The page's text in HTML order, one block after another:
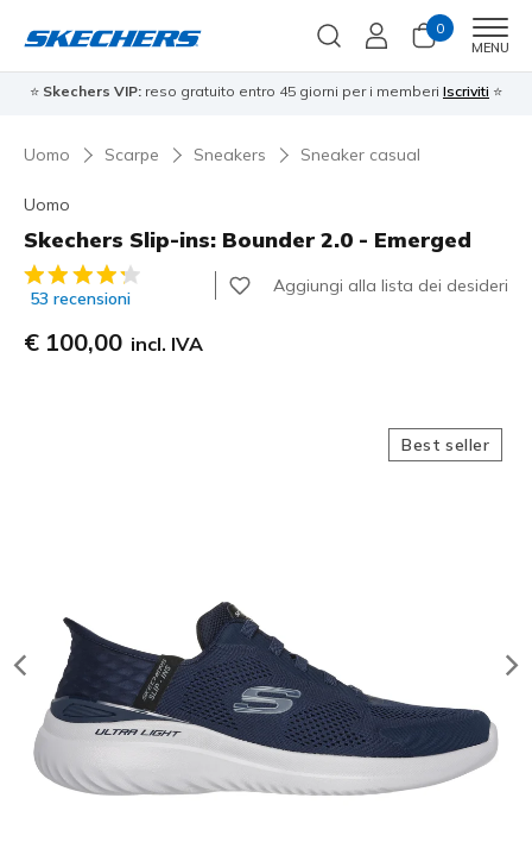
0
MENU
⭐ Skechers VIP: reso gratuito entro 45 giorni per i memberi Iscriviti ⭐
Uomo Scarpe Sneakers Sneaker casual
Uomo
Skechers Slip-ins: Bounder 2.0 - Emerged
Valutazione cliente 4,9 su 5
53 recensioni
Aggiungi alla lista dei desideri
€ 100,00 incl. IVA
Best seller